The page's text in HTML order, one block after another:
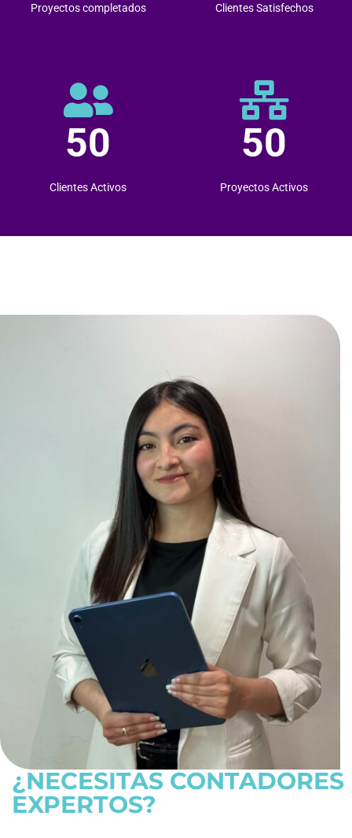
Proyectos completados Clientes Satisfechos
50
Clientes Activos
50
Proyectos Activos
¿NECESITAS CONTADORES
EXPERTOS?